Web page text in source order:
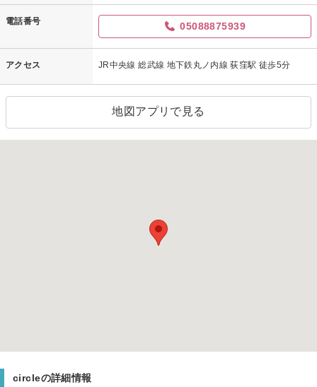
電話番号 05088875939
アクセス JR中央線 総武線 地下鉄丸ノ内線 荻窪駅 徒歩5分
地図アプリで見る
circleの詳細情報